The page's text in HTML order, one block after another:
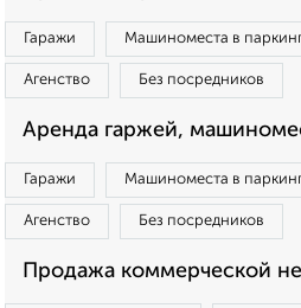
Гаражи Машиноместа в
Агенство Без посредников
Аренда гаржей,
Гаражи Машиноместа в
Агенство Без посредников
Продажа коммерческой